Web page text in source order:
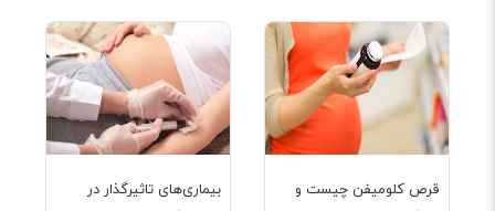
بیماری‌های تاثیرگذار در
قرص کلومیفن چیست و